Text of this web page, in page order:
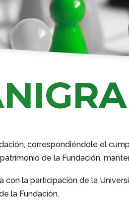
correspondiéndole el
de la Fundación,
la participación de la
la Fundación.